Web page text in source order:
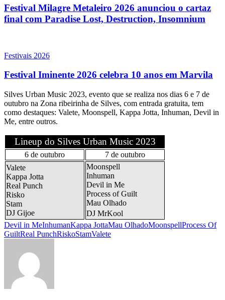
Festival Milagre Metaleiro 2026 anunciou o cartaz
final com Paradise Lost, Destruction, Insomnium
Festivais 2026
Festival Iminente 2026 celebra 10 anos em Marvila
Silves Urban Music 2023, evento que se realiza nos dias 6 e 7 de
outubro na Zona ribeirinha de Silves, com entrada gratuita, tem
como destaques: Valete, Moonspell, Kappa Jotta, Inhuman, Devil in
Me, entre outros.
Lineup do Silves Urban Music 2023
6 de outubro
7 de outubro
Valete
Kappa Jotta
Real Punch
Risko
Stam
DJ Gijoe
Moonspell
Inhuman
Devil in Me
Process of Guilt
Mau Olhado
DJ MrKool
Devil in MeInhumanKappa JottaMau OlhadoMoonspellProcess Of
GuiltReal PunchRiskoStamValete